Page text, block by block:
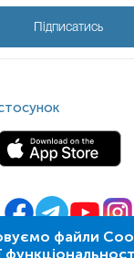
файли
Підписатись